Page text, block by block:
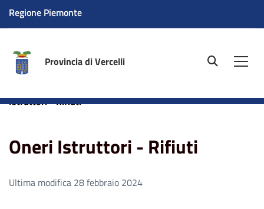
Regione Piemonte
Provincia di Vercelli site.searc
Istruttori - Rifiuti
Oneri Istruttori - Rifiuti
Ultima modifica 28 febbraio 2024